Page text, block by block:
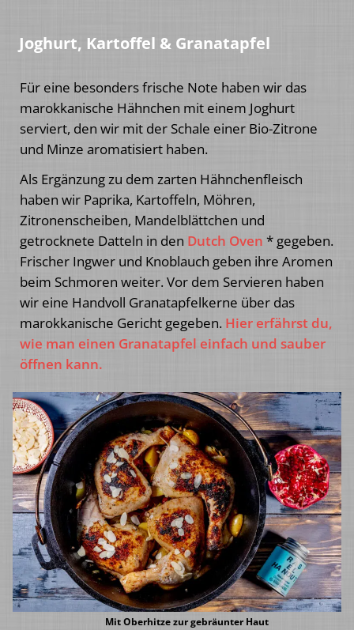
Joghurt, Kartoffel & Granatapfel
Für eine besonders frische Note haben wir das
marokkanische Hähnchen mit einem Joghurt
serviert, den wir mit der Schale einer Bio-Zitrone
und Minze aromatisiert haben.
Als Ergänzung zu dem zarten Hähnchenfleisch
haben wir Paprika, Kartoffeln, Möhren,
Zitronenscheiben, Mandelblättchen und
getrocknete Datteln in den Dutch Oven * gegeben.
Frischer Ingwer und Knoblauch geben ihre Aromen
beim Schmoren weiter. Vor dem Servieren haben
wir eine Handvoll Granatapfelkerne über das
marokkanische Gericht gegeben. Hier erfährst du,
wie man einen Granatapfel einfach und sauber
öffnen kann.
Mit Oberhitze zur gebräunter Haut